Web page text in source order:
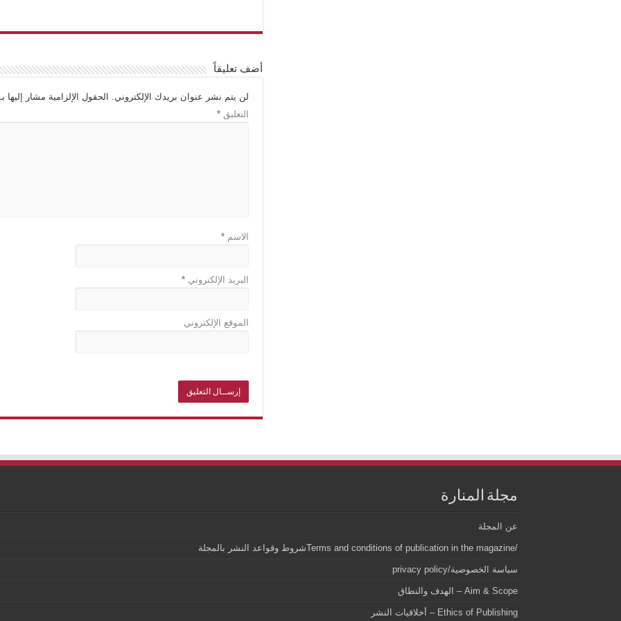
أضف تعليقاً
لن يتم نشر عنوان بريدك الإلكتروني.
الحقول الإلزامية مشار إليها
التعليق *
الاسم *
البريد الإلكتروني *
الموقع الإلكتروني
مجلة المنارة
عن المجلة
/Terms and conditions of publication in the magazineشروط وقواعد النشر بالمجلة
سياسة الخصوصية/privacy policy
Aim & Scope – الهدف والنطاق
Ethics of Publishing – أخلاقيات النشر